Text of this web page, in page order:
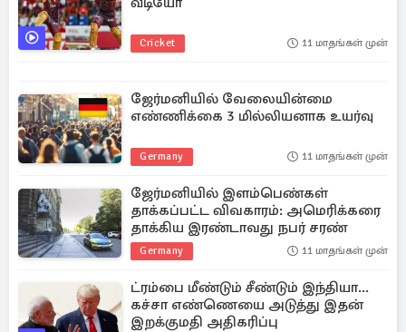
Cricket 11 மாதங்கள் முன்
ஜேர்மனியில் வேலையின்மை
எண்ணிக்கை 3 மில்லியனாக உயர்வு
Germany 11 மாதங்கள் முன்
ஜேர்மனியில் இளம்பெண்கள்
தாக்கப்பட்ட விவகாரம்: அமெரிக்கரை
தாக்கிய இரண்டாவது நபர் சரண்
Germany 11 மாதங்கள் முன்
ட்ரம்பை மீண்டும் சீண்டும் இந்தியா...
கச்சா எண்ணெயை அடுத்து இதன்
இறக்குமதி அதிகரிப்பு